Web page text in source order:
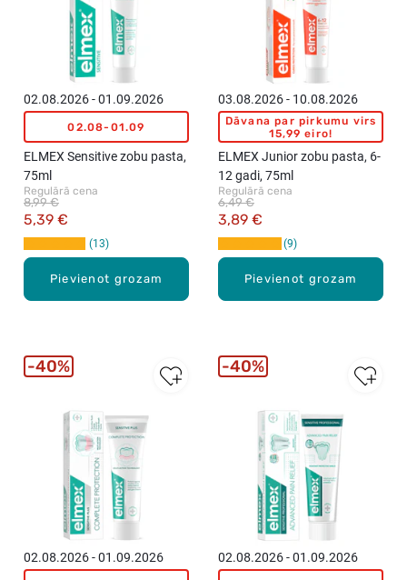
Pievienot grozam
02.08.2026 - 01.09.2026
02.08-01.09
ELMEX Sensitive zobu pasta,
75ml
Regulārā cena
5,39 €
8,99 €
13
Pievienot grozam
03.08.2026 - 10.08.2026
Dāvana par pirkumu virs
15,99 eiro!
ELMEX Junior zobu pasta, 6-
12 gadi, 75ml
Regulārā cena
3,89 €
6,49 €
9
02.08.2026 - 01.09.2026
40%
02.08.2026 - 01.09.2026
40%